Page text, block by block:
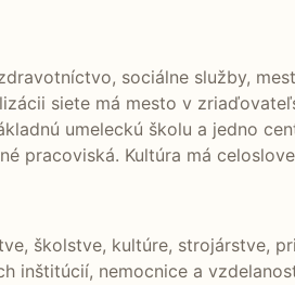
sociálne služby,
siete má mesto v
umeleckú školu a jedno
pracoviská. Kultúra má
školstve, kultúre, strojárstve,
inštitúcií, nemocnice a